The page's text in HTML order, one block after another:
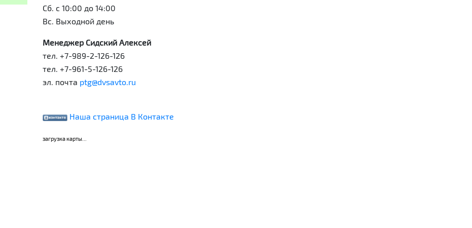
Сб. с 10:00 до 14:00
Вс. Выходной день
Менеджер Сидский Алексей
тел. +7-989-2-126-126
тел. +7-961-5-126-126
эл. почта ptg@dvsavto.ru
Наша страница В Контакте
загрузка карты...